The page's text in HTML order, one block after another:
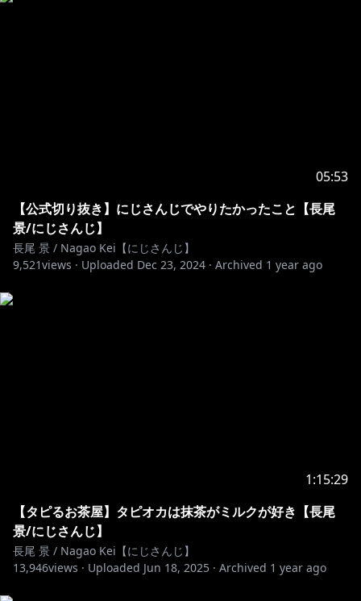
05:53
【公式切り抜き】にじさんじでやりたかったこと【長尾
景/にじさんじ】
長尾 景 / Nagao Kei【にじさんじ】
9,521views · Uploaded Dec 23, 2024 · Archived 1 year ago
1:15:29
【タピるお茶屋】タピオカは抹茶がミルクが好き【長尾
景/にじさんじ】
長尾 景 / Nagao Kei【にじさんじ】
13,946views · Uploaded Jun 18, 2025 · Archived 1 year ago